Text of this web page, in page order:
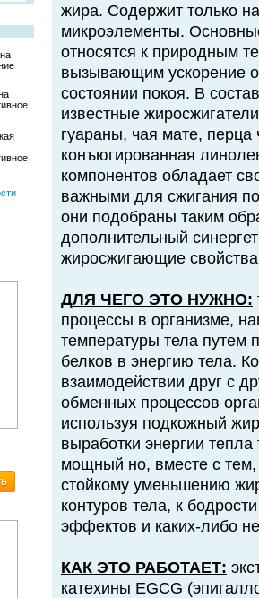
жира. Содержит только
микроэлементы.
относятся к природным
вызывающим ускорение
состоянии покоя. В
известные
гуараны, чая мате, перца
конъюгированная
компонентов обладает
важными для сжигания
они подобраны таким
дополнительный
жиросжигающие свойства
ДЛЯ ЧЕГО ЭТО НУЖНО:
процессы в организме,
температуры тела путем
белков в энергию тела.
взаимодействии друг с
обменных процессов
используя подкожный
выработки энергии
мощный но, вместе с
стойкому уменьшению
контуров тела, к
эффектов и каких-либо
КАК ЭТО РАБОТАЕТ:
катехины EGCG